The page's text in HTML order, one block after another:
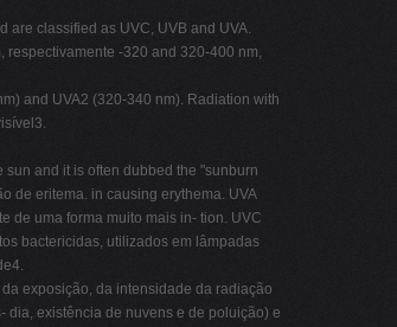
are classified as UVC, UVB and UVA.
-320 and 320-400 nm,
and UVA2 (320-340 nm). Radiation with
and it is often dubbed the "sunburn
de eritema. in causing erythema. UVA
de uma forma muito mais in- tion. UVC
bactericidas, utilizados em lâmpadas
exposição, da intensidade da radiação
dia, existência de nuvens e de poluição) e